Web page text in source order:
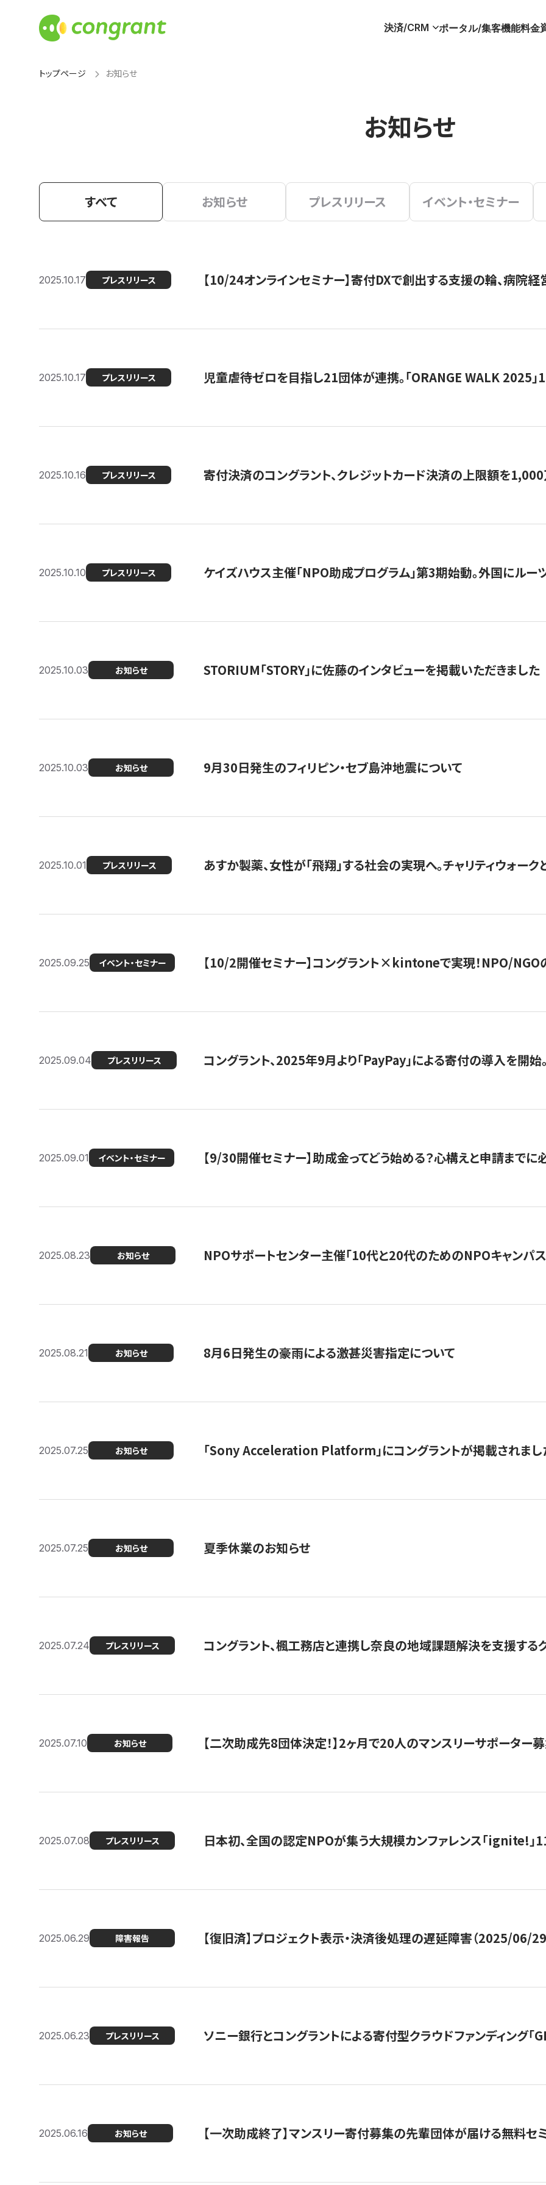
決済/CRM ポータル/集客機能料金
トップページ お知らせ
お知らせ
すべて お知らせ プレスリリース イベント・セミナー
2025.10.17 プレスリリース 【10/24オンラインセミナー】寄付DXで創出する支援の輪、病院
2025.10.17 プレスリリース 児童虐待ゼロを目指し21団体が連携。「ORANGE WALK 2025」
2025.10.16 プレスリリース 寄付決済のコングラント、クレジットカード決済の上限額を
2025.10.10 プレスリリース ケイズハウス主催「NPO助成プログラム」第3期始動。外国にル
2025.10.03 お知らせ STORIUM「STORY」に佐藤のインタビューを掲載いただきました
2025.10.03 お知らせ 9月30日発生のフィリピン・セブ島沖地震について
2025.10.01 プレスリリース あすか製薬、女性が「飛翔」する社会の実現へ。チャリティウォー
2025.09.25 イベント・セミナー 【10/2開催セミナー】コングラント×kintoneで実現！NPO/NGO
2025.09.04 プレスリリース コングラント、2025年9月より「PayPay」による寄付の導入を開始
2025.09.01 イベント・セミナー 【9/30開催セミナー】助成金ってどう始める？心構えと申請まで
2025.08.23 お知らせ NPOサポートセンター主催「10代と20代のためのNPOキャンパ
2025.08.21 お知らせ 8月6日発生の豪雨による激甚災害指定について
2025.07.25 お知らせ 「Sony Acceleration Platform」にコングラントが掲載されまし
2025.07.25 お知らせ 夏季休業のお知らせ
2025.07.24 プレスリリース コングラント、楓工務店と連携し奈良の地域課題解決を支援する
2025.07.10 お知らせ 【二次助成先8団体決定！】2ヶ月で20人のマンスリーサポーター
2025.07.08 プレスリリース 日本初、全国の認定NPOが集う大規模カンファレンス「ignite!」
2025.06.29 障害報告 【復旧済】プロジェクト表示・決済後処理の遅延障害（2025/06/29
2025.06.23 プレスリリース ソニー銀行とコングラントによる寄付型クラウドファンディング
2025.06.16 お知らせ 【一次助成終了】マンスリー寄付募集の先輩団体が届ける無料セ